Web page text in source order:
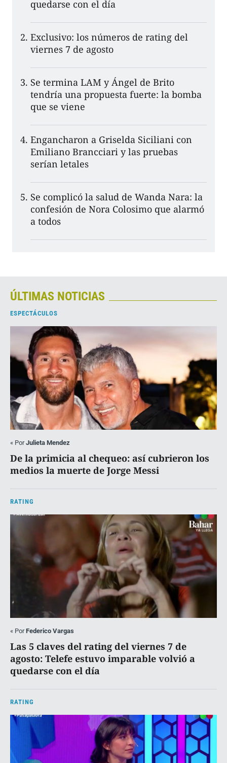
quedarse con el día
Exclusivo: los números de rating del
viernes 7 de agosto
Se termina LAM y Ángel de Brito
tendría una propuesta fuerte: la bomba
que se viene
Engancharon a Griselda Siciliani con
Emiliano Brancciari y las pruebas
serían letales
Se complicó la salud de Wanda Nara: la
confesión de Nora Colosimo que alarmó
a todos
ÚLTIMAS NOTICIAS
ESPECTÁCULOS
« PorJulieta Mendez
De la primicia al chequeo: así cubrieron los
medios la muerte de Jorge Messi
RATING
« PorFederico Vargas
Las 5 claves del rating del viernes 7 de
agosto: Telefe estuvo imparable volvió a
quedarse con el día
RATING